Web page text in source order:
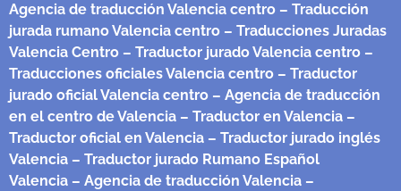
Agencia de traducción Valencia centro – Traducción
jurada rumano Valencia centro – Traducciones Juradas
Valencia Centro – Traductor jurado Valencia centro –
Traducciones oficiales Valencia centro – Traductor
jurado oficial Valencia centro – Agencia de traducción
en el centro de Valencia – Traductor en Valencia –
Traductor oficial en Valencia – Traductor jurado inglés
Valencia – Traductor jurado Rumano Español
Valencia – Agencia de traducción Valencia –